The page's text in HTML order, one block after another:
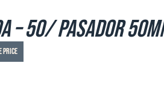
– 50/ Pasador
price